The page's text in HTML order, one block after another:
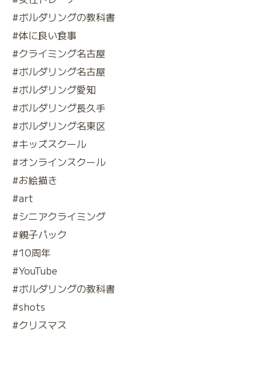
#ボルダリングの教科書
#体に良い食事
#クライミング名古屋
#ボルダリング名古屋
#ボルダリング愛知
#ボルダリング長久手
#ボルダリング名東区
#キッズスクール
#オンラインスクール
#お絵描き
#art
#シニアクライミング
#親子パック
#10周年
#YouTube
#ボルダリングの教科書
#shots
#クリスマス